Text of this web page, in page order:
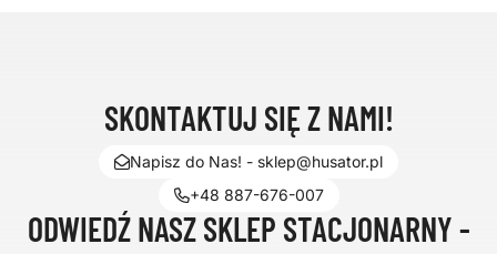
SKONTAKTUJ SIĘ Z NAMI!
Napisz do Nas! - sklep@husator.pl
+48 887-676-007
ODWIEDŹ NASZ SKLEP STACJONARNY -